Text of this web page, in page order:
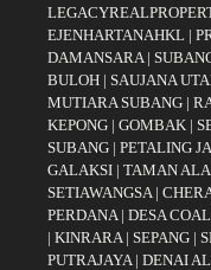
EJENHARTANAHKL |
DAMANSARA|
BULOH | SAUJANA
MUTIARA SUBANG |
KEPONG | GOMBAK |
SUBANG | PETALING
GALAKSI | TAMAN
SETIAWANGSA|
PERDANA| DESA
| KINRARA| SEPANG |
PUTRAJAYA| DENAI